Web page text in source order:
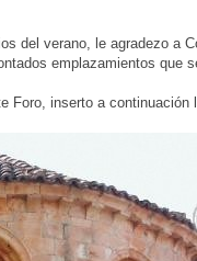
del verano, le agradezo a
emplazamientos que
Foro, inserto a